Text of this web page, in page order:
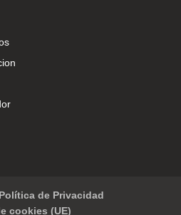
Política de Privacidad
cookies (UE)